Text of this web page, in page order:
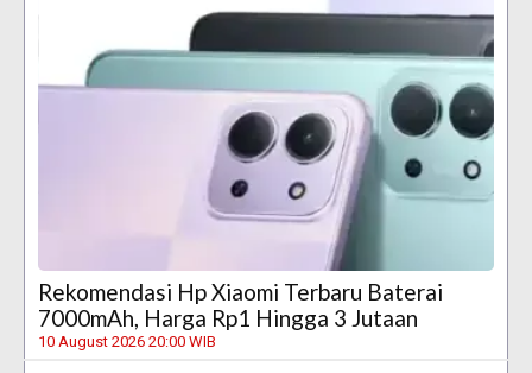
Rekomendasi Hp Xiaomi Terbaru Baterai
7000mAh, Harga Rp1 Hingga 3 Jutaan
10 August 2026 20:00 WIB